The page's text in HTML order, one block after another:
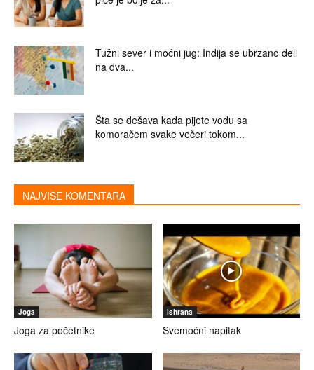
Tužni sever i moćni jug: Indija se ubrzano deli
na dva...
Šta se dešava kada pijete vodu sa
komoračem svake večeri tokom...
NAJVIŠE KOMENTARA
Joga
Joga za početnike
Ishrana
Svemoćni napitak